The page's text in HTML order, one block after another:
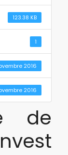
123.38 KB
1
2016
2016
de